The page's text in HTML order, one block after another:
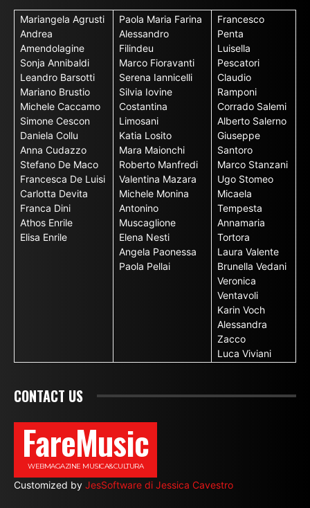
Mariangela Agrusti
Andrea
Amendolagine
Sonja Annibaldi
Leandro Barsotti
Mariano Brustio
Michele Caccamo
Simone Cescon
Daniela Collu
Anna Cudazzo
Stefano De Maco
Francesca De Luisi
Carlotta Devita
Franca Dini
Athos Enrile
Elisa Enrile
Paola Maria Farina
Alessandro
Filindeu
Marco Fioravanti
Serena Iannicelli
Silvia Iovine
Costantina
Limosani
Katia Losito
Mara Maionchi
Roberto Manfredi
Valentina Mazara
Michele Monina
Antonino
Muscaglione
Elena Nesti
Angela Paonessa
Paola Pellai
Francesco
Penta
Luisella
Pescatori
Claudio
Ramponi
Corrado Salemi
Alberto Salerno
Giuseppe
Santoro
Marco Stanzani
Ugo Stomeo
Micaela
Tempesta
Annamaria
Tortora
Laura Valente
Brunella Vedani
Veronica
Ventavoli
Karin Voch
Alessandra
Zacco
Luca Viviani
CONTACT US
FareMusic
WEBMAGAZINE MUSICA&CULTURA
Customized by JesSoftware di Jessica Cavestro